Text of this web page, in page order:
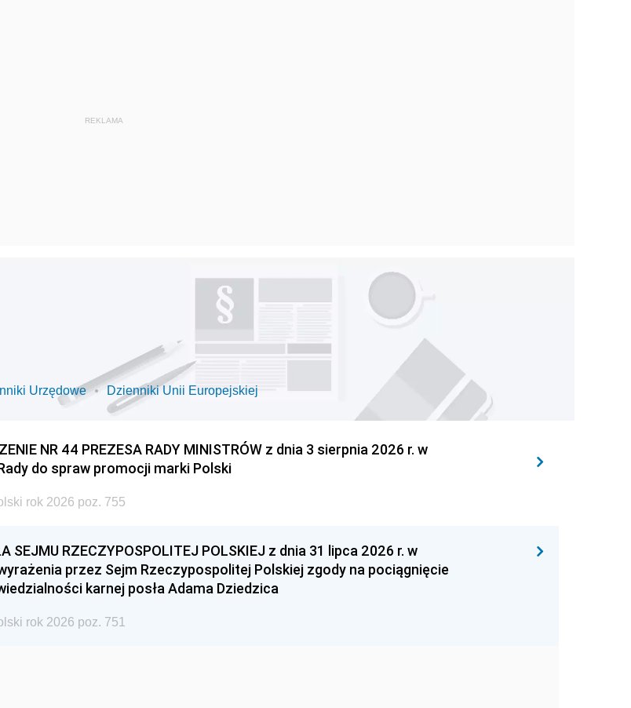
Urzędowe Dzienniki Unii Europejskiej
NR 44 PREZESA RADY MINISTRÓW z dnia 3 sierpnia 2026 r. w
do spraw promocji marki Polski
rok 2026 poz. 755
SEJMU RZECZYPOSPOLITEJ POLSKIEJ z dnia 31 lipca 2026 r. w
przez Sejm Rzeczypospolitej Polskiej zgody na pociągnięcie
karnej posła Adama Dziedzica
rok 2026 poz. 751